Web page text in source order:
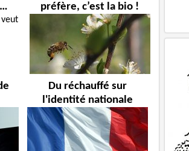
préfère, c’est la bio !
Du réchauffé sur
l'identité nationale